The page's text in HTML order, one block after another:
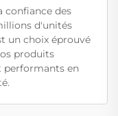
confiance des
d'unités
un choix éprouvé
produits
performants en